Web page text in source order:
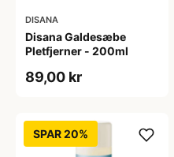
DISANA
Disana Galdesæbe
Pletfjerner - 200ml
89,00 kr
SPAR 20%